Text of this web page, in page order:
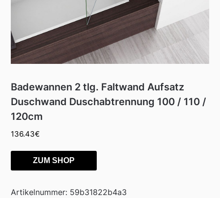
Badewannen 2 tlg. Faltwand Aufsatz
Duschwand Duschabtrennung 100 / 110 /
120cm
136.43€
ZUM SHOP
Artikelnummer: 59b31822b4a3